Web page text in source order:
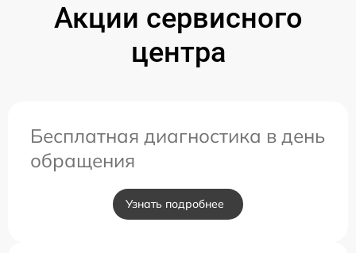
Акции сервисного
центра
Бесплатная диагностика в день
обращения
Узнать подробнее